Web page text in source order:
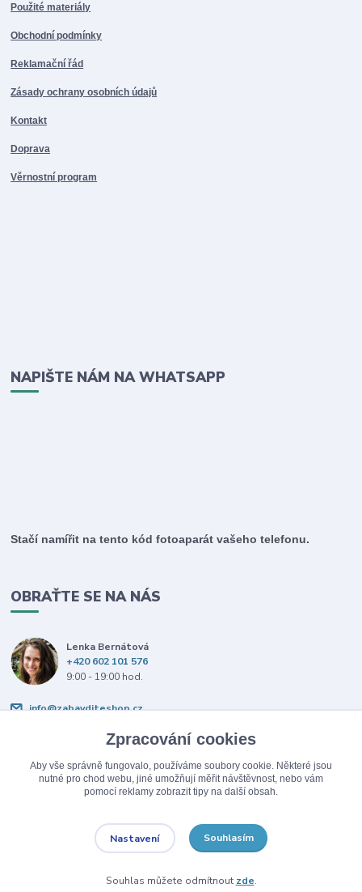
Použité materiály
Obchodní podmínky
Reklamační řád
Zásady ochrany osobních údajů
Kontakt
Doprava
Věrnostní program
NAPIŠTE NÁM NA WHATSAPP
Stačí namířit na tento kód fotoaparát vašeho telefonu.
OBRAŤTE SE NA NÁS
Lenka Bernátová
+420 602 101 576
9:00 - 19:00 hod.
info@zabavditeshop.cz
Upravit sběr cookies.
Vytvořeno na
Eshop-rychle.cz
Zpracování cookies
Aby vše správně fungovalo, používáme soubory cookie. Některé jsou
nutné pro chod webu, jiné umožňují měřit návštěvnost, nebo vám
pomocí reklamy zobrazit tipy na další obsah.
Nastavení Souhlasím
Souhlas můžete odmítnout zde.